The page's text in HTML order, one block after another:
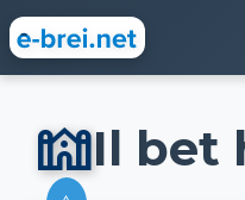
synagogueIl bet